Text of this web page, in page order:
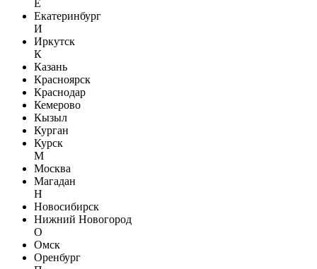
Е
Екатеринбург
И
Иркутск
К
Казань
Красноярск
Краснодар
Кемерово
Кызыл
Курган
Курск
М
Москва
Магадан
Н
Новосибирск
Нижний Новогород
О
Омск
Оренбург